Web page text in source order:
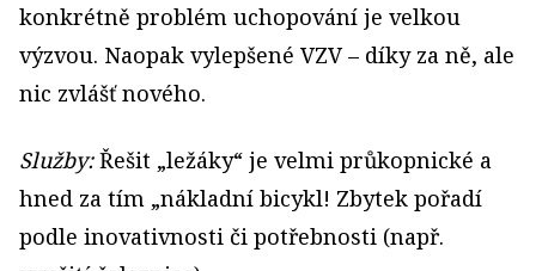
konkrétně problém uchopování je velkou
výzvou. Naopak vylepšené VZV – díky za ně, ale
nic zvlášť nového.
Služby:Řešit „ležáky“ je velmi průkopnické a
hned za tím „nákladní bicykl! Zbytek pořadí
podle inovativnosti či potřebnosti (např.